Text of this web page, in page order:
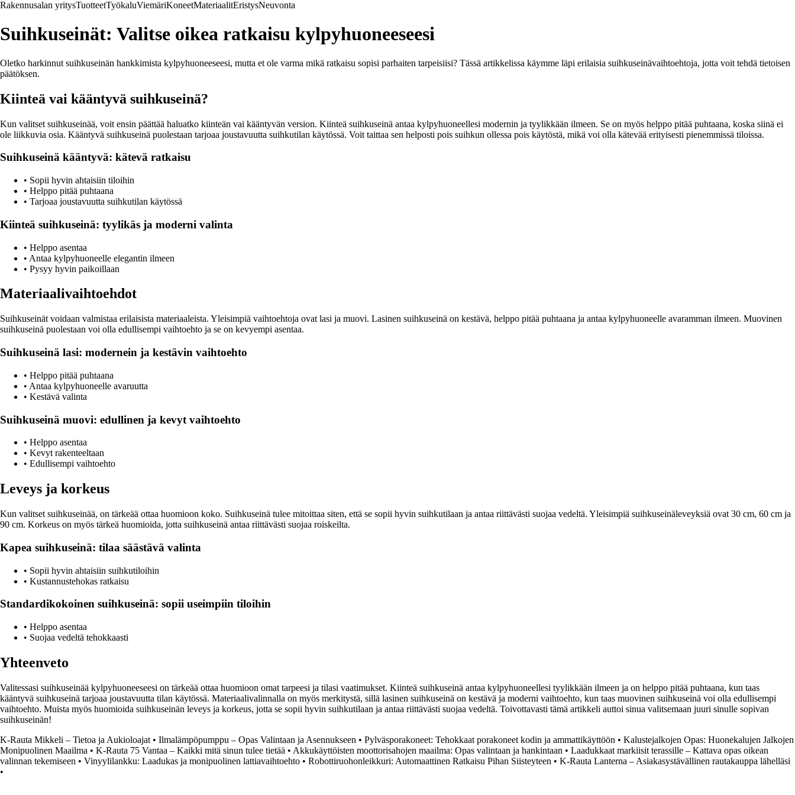
Rakennusalan yritysTuotteetTyökaluViemäriKoneetMateriaalitEristysNeuvonta
Suihkuseinät: Valitse oikea ratkaisu kylpyhuoneeseesi
Oletko harkinnut suihkuseinän hankkimista kylpyhuoneeseesi, mutta et ole varma mikä ratkaisu sopisi parhaiten tarpeisiisi? Tässä artikkelissa käymme läpi erilaisia suihkuseinävaihtoehtoja, jotta voit tehdä tietoisen
päätöksen.
Kiinteä vai kääntyvä suihkuseinä?
Kun valitset suihkuseinää, voit ensin päättää haluatko kiinteän vai kääntyvän version. Kiinteä suihkuseinä antaa kylpyhuoneellesi modernin ja tyylikkään ilmeen. Se on myös helppo pitää puhtaana, koska siinä ei
ole liikkuvia osia. Kääntyvä suihkuseinä puolestaan tarjoaa joustavuutta suihkutilan käytössä. Voit taittaa sen helposti pois suihkun ollessa pois käytöstä, mikä voi olla kätevää erityisesti pienemmissä tiloissa.
Suihkuseinä kääntyvä: kätevä ratkaisu
• Sopii hyvin ahtaisiin tiloihin
• Helppo pitää puhtaana
• Tarjoaa joustavuutta suihkutilan käytössä
Kiinteä suihkuseinä: tyylikäs ja moderni valinta
• Helppo asentaa
• Antaa kylpyhuoneelle elegantin ilmeen
• Pysyy hyvin paikoillaan
Materiaalivaihtoehdot
Suihkuseinät voidaan valmistaa erilaisista materiaaleista. Yleisimpiä vaihtoehtoja ovat lasi ja muovi. Lasinen suihkuseinä on kestävä, helppo pitää puhtaana ja antaa kylpyhuoneelle avaramman ilmeen. Muovinen
suihkuseinä puolestaan voi olla edullisempi vaihtoehto ja se on kevyempi asentaa.
Suihkuseinä lasi: modernein ja kestävin vaihtoehto
• Helppo pitää puhtaana
• Antaa kylpyhuoneelle avaruutta
• Kestävä valinta
Suihkuseinä muovi: edullinen ja kevyt vaihtoehto
• Helppo asentaa
• Kevyt rakenteeltaan
• Edullisempi vaihtoehto
Leveys ja korkeus
Kun valitset suihkuseinää, on tärkeää ottaa huomioon koko. Suihkuseinä tulee mitoittaa siten, että se sopii hyvin suihkutilaan ja antaa riittävästi suojaa vedeltä. Yleisimpiä suihkuseinäleveyksiä ovat 30 cm, 60 cm ja
90 cm. Korkeus on myös tärkeä huomioida, jotta suihkuseinä antaa riittävästi suojaa roiskeilta.
Kapea suihkuseinä: tilaa säästävä valinta
• Sopii hyvin ahtaisiin suihkutiloihin
• Kustannustehokas ratkaisu
Standardikokoinen suihkuseinä: sopii useimpiin tiloihin
• Helppo asentaa
• Suojaa vedeltä tehokkaasti
Yhteenveto
Valitessasi suihkuseinää kylpyhuoneeseesi on tärkeää ottaa huomioon omat tarpeesi ja tilasi vaatimukset. Kiinteä suihkuseinä antaa kylpyhuoneellesi tyylikkään ilmeen ja on helppo pitää puhtaana, kun taas
kääntyvä suihkuseinä tarjoaa joustavuutta tilan käytössä. Materiaalivalinnalla on myös merkitystä, sillä lasinen suihkuseinä on kestävä ja moderni vaihtoehto, kun taas muovinen suihkuseinä voi olla edullisempi
vaihtoehto. Muista myös huomioida suihkuseinän leveys ja korkeus, jotta se sopii hyvin suihkutilaan ja antaa riittävästi suojaa vedeltä. Toivottavasti tämä artikkeli auttoi sinua valitsemaan juuri sinulle sopivan
suihkuseinän!
K-Rauta Mikkeli – Tietoa ja Aukioloajat • Ilmalämpöpumppu – Opas Valintaan ja Asennukseen • Pylväsporakoneet: Tehokkaat porakoneet kodin ja ammattikäyttöön • Kalustejalkojen Opas: Huonekalujen Jalkojen
Monipuolinen Maailma • K-Rauta 75 Vantaa – Kaikki mitä sinun tulee tietää • Akkukäyttöisten moottorisahojen maailma: Opas valintaan ja hankintaan • Laadukkaat markiisit terassille – Kattava opas oikean
valinnan tekemiseen • Vinyylilankku: Laadukas ja monipuolinen lattiavaihtoehto • Robottiruohonleikkuri: Automaattinen Ratkaisu Pihan Siisteyteen • K-Rauta Lanterna – Asiakasystävällinen rautakauppa lähelläsi
•